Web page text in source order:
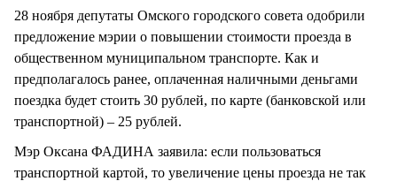
28 ноября депутаты Омского городского совета одобрили
предложение мэрии о повышении стоимости проезда в
общественном муниципальном транспорте. Как и
предполагалось ранее, оплаченная наличными деньгами
поездка будет стоить 30 рублей, по карте (банковской или
транспортной) – 25 рублей.
Мэр Оксана ФАДИНА заявила: если пользоваться
транспортной картой, то увеличение цены проезда не так